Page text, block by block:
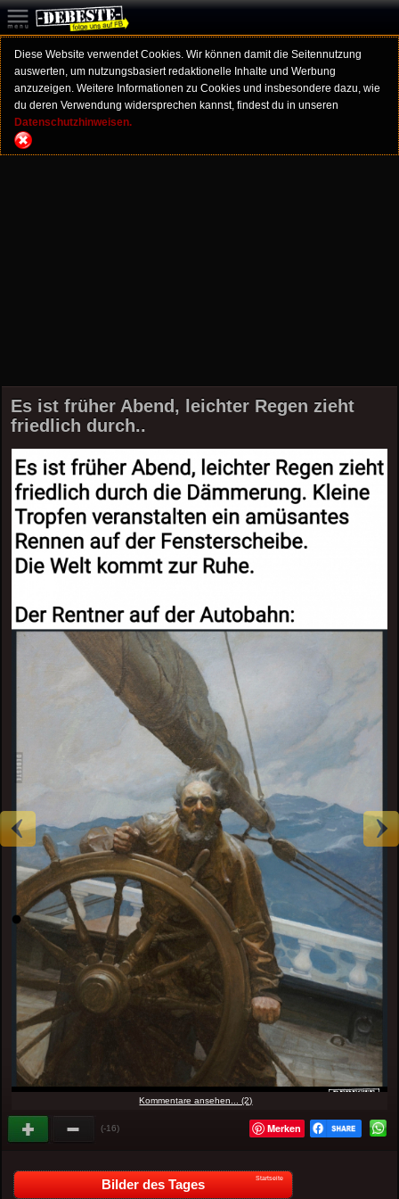
Diese Website verwendet Cookies. Wir können damit die Seitennutzung
auswerten, um nutzungsbasiert redaktionelle Inhalte und Werbung
anzuzeigen. Weitere Informationen zu Cookies und insbesondere dazu, wie
du deren Verwendung widersprechen kannst, findest du in unseren
Datenschutzhinweisen.
Es ist früher Abend, leichter Regen zieht
friedlich durch..
Kommentare ansehen... (2)
(-16) Merken
Bilder des Tages Startseite